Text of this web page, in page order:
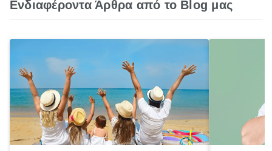
Ενδιαφέροντα Άρθρα από το Blog μας